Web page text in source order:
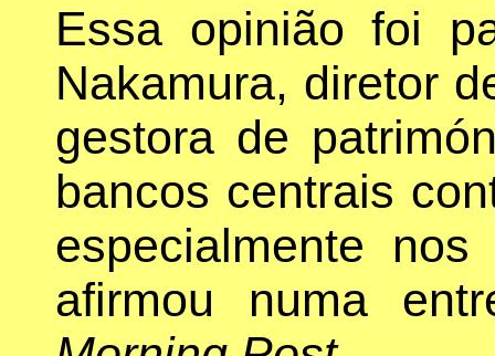
Essa opinião foi
Nakamura, diretor
gestora de
bancos centrais
especialmente nos
afirmou numa